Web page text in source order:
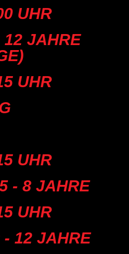
UHR
12 JAHRE
UHR
UHR
- 8 JAHRE
UHR
12 JAHRE